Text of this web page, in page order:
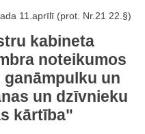
11.aprīlī (prot. Nr.21 22.§)
kabineta
noteikumos
ganāmpulku un
un dzīvnieku
kārtība"